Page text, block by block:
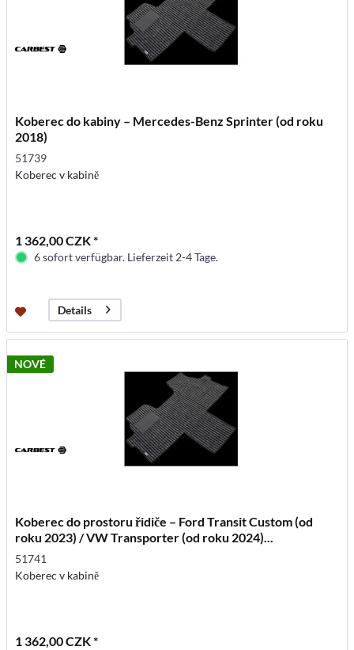
Koberec do kabiny – Mercedes-Benz Sprinter (od roku
2018)
51739
Koberec v kabině
1 362,00 CZK *
6 sofort verfügbar. Lieferzeit 2-4 Tage.
Details
NOVÉ
Koberec do prostoru řidiče – Ford Transit Custom (od
roku 2023) / VW Transporter (od roku 2024)...
51741
Koberec v kabině
1 362,00 CZK *